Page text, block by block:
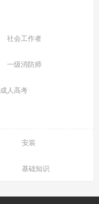
社会工作者
一级消防师
成人高考
安装
基础知识